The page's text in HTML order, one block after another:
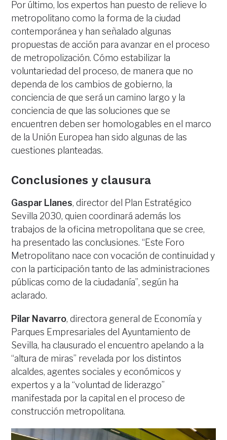
Por último, los expertos han puesto de relieve lo
metropolitano como la forma de la ciudad
contemporánea y han señalado algunas
propuestas de acción para avanzar en el proceso
de metropolización. Cómo estabilizar la
voluntariedad del proceso, de manera que no
dependa de los cambios de gobierno, la
conciencia de que será un camino largo y la
conciencia de que las soluciones que se
encuentren deben ser homologables en el marco
de la Unión Europea han sido algunas de las
cuestiones planteadas.
Conclusiones y clausura
Gaspar Llanes, director del Plan Estratégico
Sevilla 2030, quien coordinará además los
trabajos de la oficina metropolitana que se cree,
ha presentado las conclusiones. “Este Foro
Metropolitano nace con vocación de continuidad y
con la participación tanto de las administraciones
públicas como de la ciudadanía”, según ha
aclarado.
Pilar Navarro, directora general de Economía y
Parques Empresariales del Ayuntamiento de
Sevilla, ha clausurado el encuentro apelando a la
“altura de miras” revelada por los distintos
alcaldes, agentes sociales y económicos y
expertos y a la “voluntad de liderazgo”
manifestada por la capital en el proceso de
construcción metropolitana.